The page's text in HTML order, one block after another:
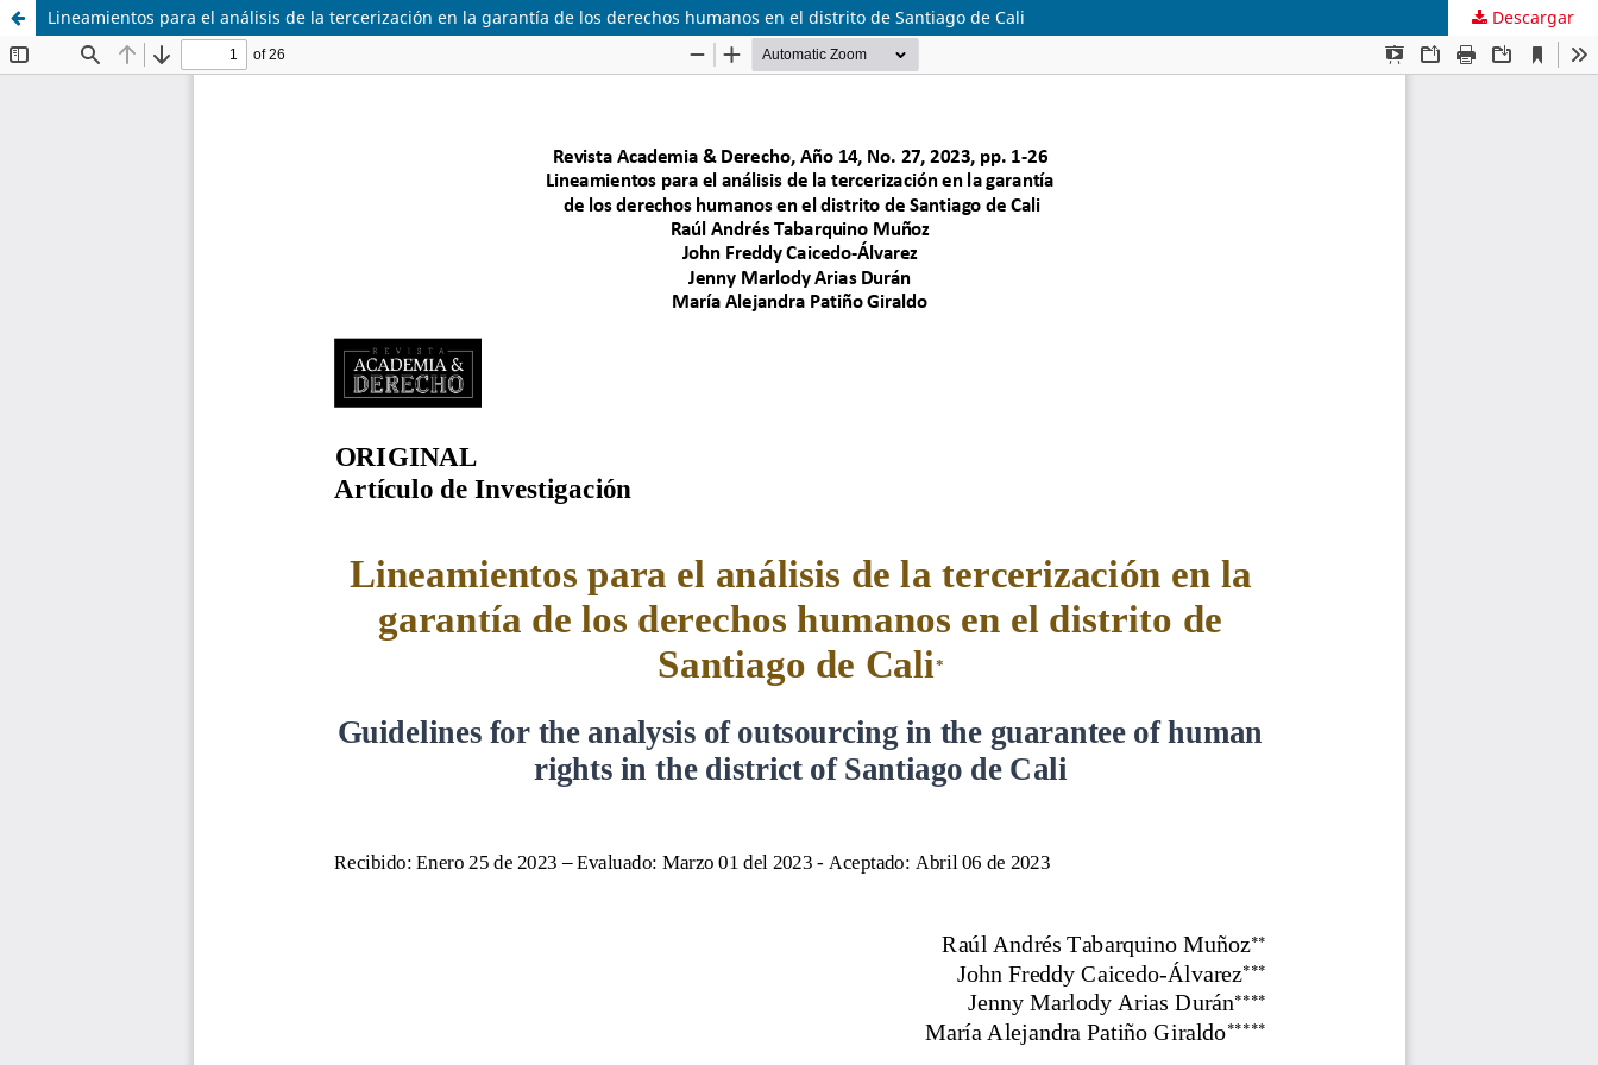
Lineamientos para el análisis de la tercerización en la garantía de los derechos humanos en el distrito de Santiago de Cali Descargar